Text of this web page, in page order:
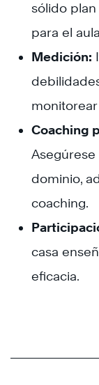
sólido
para el
Medición:
Coaching
dominio,
coaching.
casa
eficacia.